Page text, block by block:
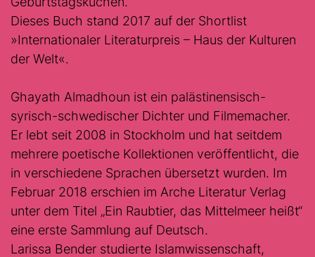
Dieses Buch stand 2017 auf der Shortlist
»Internationaler Literaturpreis – Haus der Kulturen
der Welt«.
Ghayath Almadhoun ist ein palästinensisch-
syrisch-schwedischer Dichter und Filmemacher.
Er lebt seit 2008 in Stockholm und hat seitdem
mehrere poetische Kollektionen veröffentlicht, die
in verschiedene Sprachen übersetzt wurden. Im
Februar 2018 erschien im Arche Literatur Verlag
unter dem Titel „Ein Raubtier, das Mittelmeer heißt“
eine erste Sammlung auf Deutsch.
Larissa Bender studierte Islamwissenschaft,